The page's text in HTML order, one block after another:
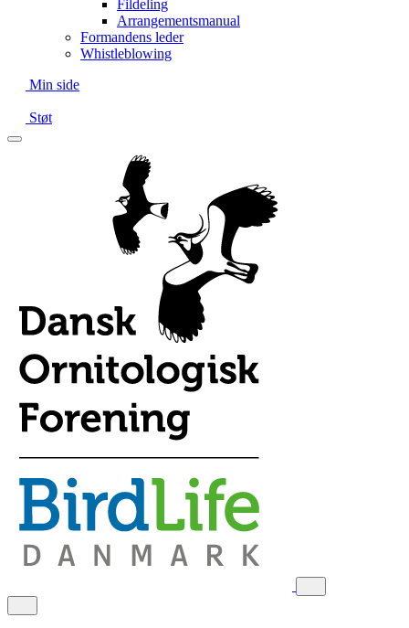
Fildeling
Arrangementsmanual
Formandens leder
Whistleblowing
Min side
Støt